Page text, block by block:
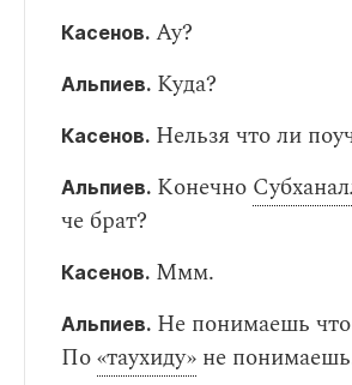
Касенов. Ау?
Альпиев. Куда?
Касенов. Нельзя что ли
Альпиев. Конечно
че брат?
Касенов. Ммм.
Альпиев. Не понимаешь
По«таухиду» не